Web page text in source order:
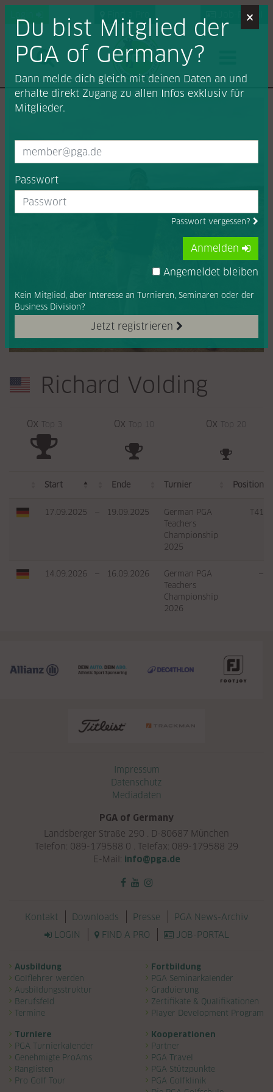
Job-Portal
Richard Volding
0x Top 3 0x Top 10 0x Top 20
Start Ende Turnier Position
17.09.2025 — 19.09.2025
German PGA
Teachers
Championship
2025
T41
14.09.2026 — 16.09.2026
German PGA
Teachers
Championship
2026
—
×
Du bist Mitglied der
PGA of Germany?
Dann melde dich gleich mit deinen Daten an und
erhalte direkt Zugang zu allen Infos exklusiv für
Mitglieder.
Passwort
Passwort vergessen?
Jetzt registrieren
Kein Mitglied, aber Interesse an Turnieren, Seminaren oder der
Business Division?
Anmelden
Angemeldet bleiben
Impressum
Datenschutz
Mediadaten
PGA of Germany
Landsberger Straße 290 . D-80687 München
Telefon: 089-179588 0 . Telefax: 089-179588 29
E-Mail: info@pga.de
Navigation überspringen
Kontakt Downloads Presse
PGA News-Archiv
LOGIN
FIND A PRO JOB-PORTAL
Navigation überspringen
Ausbildung
Golflehrer werden
Ausbildungsstruktur
Berufsfeld
Termine
Fortbildung
PGA Seminarkalender
Graduierung
Zertifikate & Qualifikationen
Player Development Program
Turniere
PGA Turnierkalender
Genehmigte ProAms
Ranglisten
Pro Golf Tour
Kooperationen
Partner
PGA Travel
PGA Stützpunkte
PGA Golfklinik